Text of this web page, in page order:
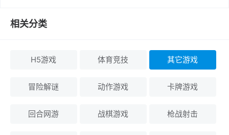
相关分类
H5游戏 体育竞技 其它游戏
冒险解谜 动作游戏 卡牌游戏
回合网游 战棋游戏 枪战射击